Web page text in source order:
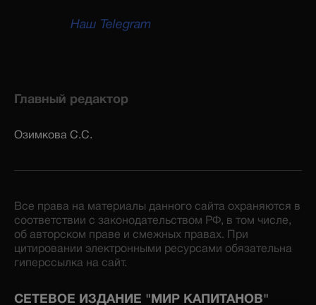
Наш Telegram
Главный редактор
Озимкова С.С.
Все права на материалы данного сайта охраняются в
соответствии с законодательством РФ, в том числе,
об авторском праве и смежных правах. При
цитировании электронными ресурсами обязательна
гиперссылка на сайт.
СЕТЕВОЕ ИЗДАНИЕ "МИР КАПИТАНОВ"